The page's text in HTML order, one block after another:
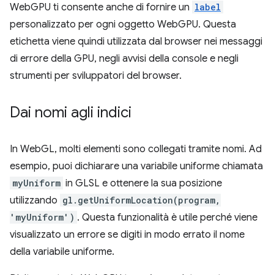
WebGPU ti consente anche di fornire un label
personalizzato per ogni oggetto WebGPU. Questa
etichetta viene quindi utilizzata dal browser nei messaggi
di errore della GPU, negli avvisi della console e negli
strumenti per sviluppatori del browser.
Dai nomi agli indici
In WebGL, molti elementi sono collegati tramite nomi. Ad
esempio, puoi dichiarare una variabile uniforme chiamata
myUniform in GLSL e ottenere la sua posizione
utilizzando gl.getUniformLocation(program,
'myUniform') . Questa funzionalità è utile perché viene
visualizzato un errore se digiti in modo errato il nome
della variabile uniforme.